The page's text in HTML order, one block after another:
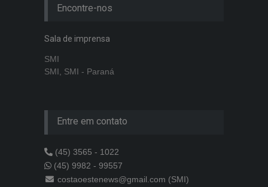
Encontre-nos
Sala de imprensa
SMI
SMI, SMI - Paraná
Entre em contato
(45) 3565 - 1022
(45) 9982 - 99557
costaoestenews@gmail.com (SMI)